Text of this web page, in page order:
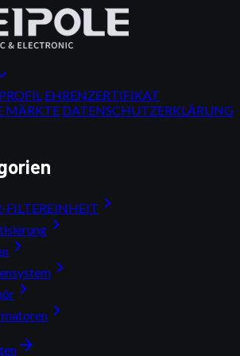
EHRENZERTIFIKAT
MÄRKTE DATENSCHUTZERKLÄRUNG
FILTEREINHEIT chevron_right
chevron_right
chevron_right
chevron_right
chevron_right
chevron_right
arrow_forward